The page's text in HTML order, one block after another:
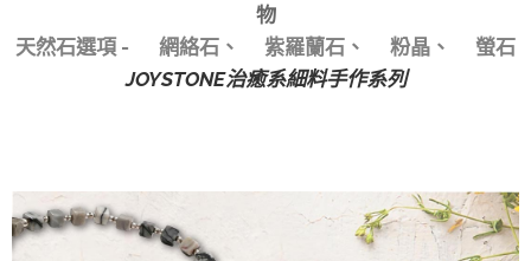
物
天然石選項 - ✅網絡石、✅紫羅蘭石、✅粉晶、✅螢石
JOYSTONE治癒系細料手作系列